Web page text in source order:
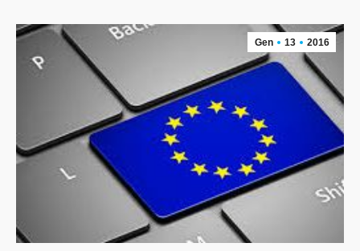
Gen 13 2016